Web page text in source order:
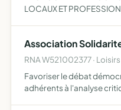
LOCAUX ET
MAINTIEN DES
Association
RNA W521002377 ·
Favoriser le débat
adhérents à l'analyse